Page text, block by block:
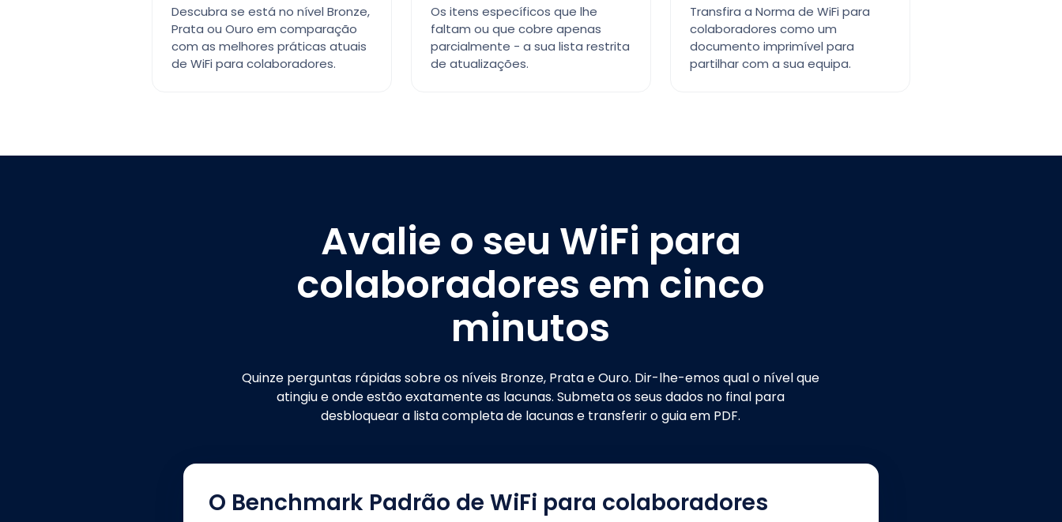
Descubra se está no nível Bronze,
Prata ou Ouro em comparação
com as melhores práticas atuais
de WiFi para colaboradores.
Os itens específicos que lhe
faltam ou que cobre apenas
parcialmente - a sua lista restrita
de atualizações.
Transfira a Norma de WiFi para
colaboradores como um
documento imprimível para
partilhar com a sua equipa.
Avalie o seu WiFi para
colaboradores em cinco
minutos
Quinze perguntas rápidas sobre os níveis Bronze, Prata e Ouro. Dir-lhe-emos qual o nível que
atingiu e onde estão exatamente as lacunas. Submeta os seus dados no final para
desbloquear a lista completa de lacunas e transferir o guia em PDF.
O Benchmark Padrão de WiFi para colaboradores